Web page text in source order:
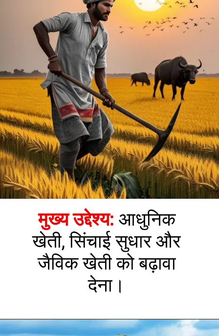
मुख्य उद्देश्य: आधुनिक
खेती, सिंचाई सुधार और
जैविक खेती को बढ़ावा
देना।